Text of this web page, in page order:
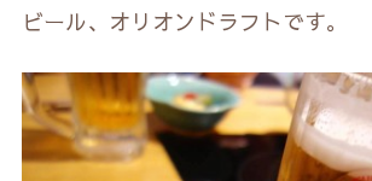
ビール、オリオンドラフトです。